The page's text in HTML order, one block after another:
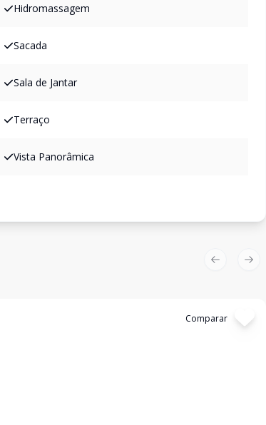
Hidromassagem
Sacada
Sala de Jantar
Terraço
Vista Panorâmica
Comparar
Previous